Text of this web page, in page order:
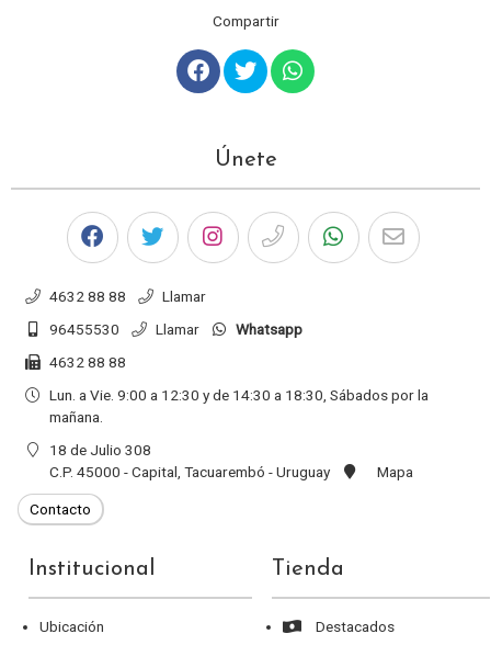
Compartir
Únete
4632 88 88
Llamar
96455530
Llamar
Whatsapp
4632 88 88
Lun. a Vie. 9:00 a 12:30 y de 14:30 a 18:30, Sábados por la
mañana.
18 de Julio 308
C.P. 45000 - Capital, Tacuarembó - Uruguay
Mapa
Institucional
Ubicación
Tienda
Destacados